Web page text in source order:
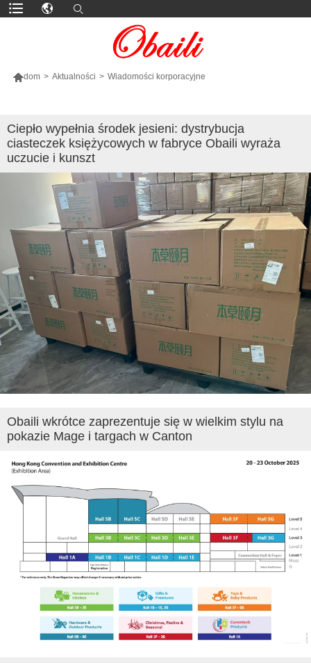
dom > Aktualności > Wiadomości korporacyjne
Ciepło wypełnia środek jesieni: dystrybucja
ciasteczek księżycowych w fabryce Obaili wyraża
uczucie i kunszt
Obaili wkrótce zaprezentuje się w wielkim stylu na
pokazie Mage i targach w Canton